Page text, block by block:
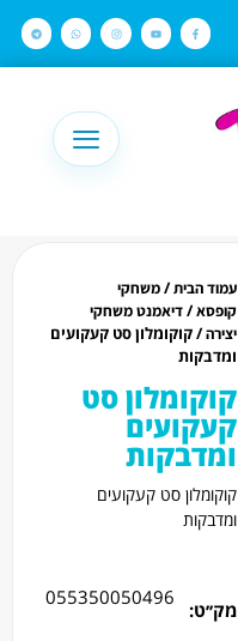
עמוד הבית/משחקי
קופסא/דיאמנט משחקי
יצירה/ קוקומלון סט קעקועים
ומדבקות
קוקומלון סט
קעקועים
ומדבקות
קוקומלון סט קעקועים
ומדבקות
מק׳׳ט:
055350050496